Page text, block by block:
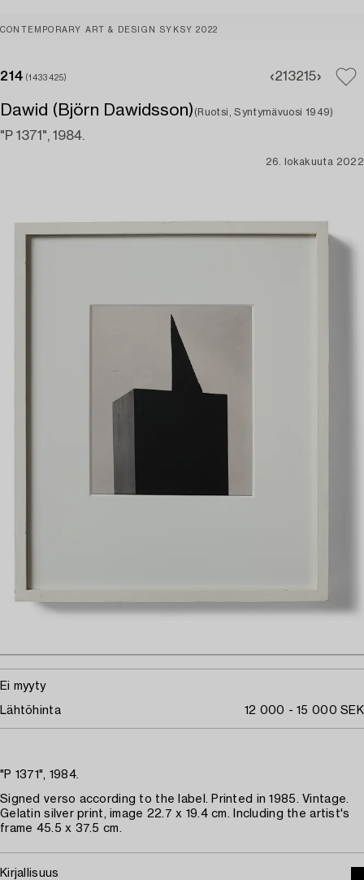
CONTEMPORARY ART & DESIGN SYKSY 2022
214 (1433425) 213215
Dawid (Björn Dawidsson) (Ruotsi, Syntymävuosi 1949)
"P 1371", 1984.
26. lokakuuta 2022
Ei myyty
Lähtöhinta 12 000 - 15 000 SEK
"P 1371", 1984.
Signed verso according to the label. Printed in 1985. Vintage.
Gelatin silver print, image 22.7 x 19.4 cm. Including the artist's
frame 45.5 x 37.5 cm.
Kirjallisuus